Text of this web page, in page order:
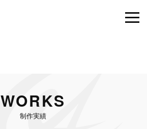
WORKS
制作実績